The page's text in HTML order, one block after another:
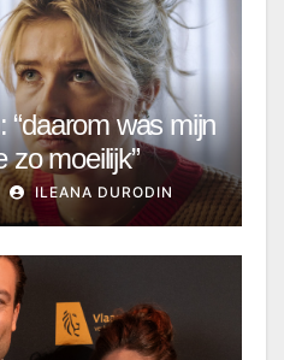
“daarom was mijn
zo moeilijk”
ILEANA DURODIN